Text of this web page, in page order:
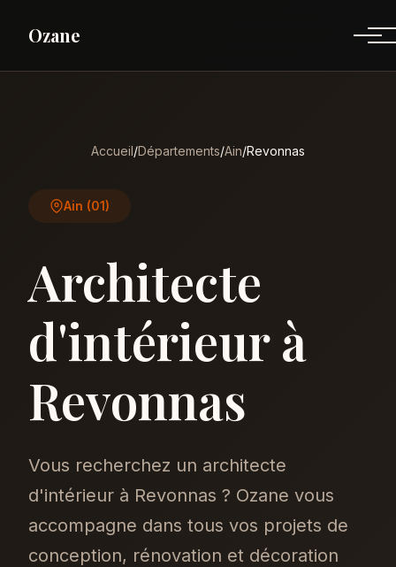
Ozane
Accueil/Départements/Ain/Revonnas
Ain (01)
Architecte
d'intérieur à
Revonnas
Vous recherchez un architecte
d'intérieur à Revonnas ? Ozane vous
accompagne dans tous vos projets de
conception, rénovation et décoration